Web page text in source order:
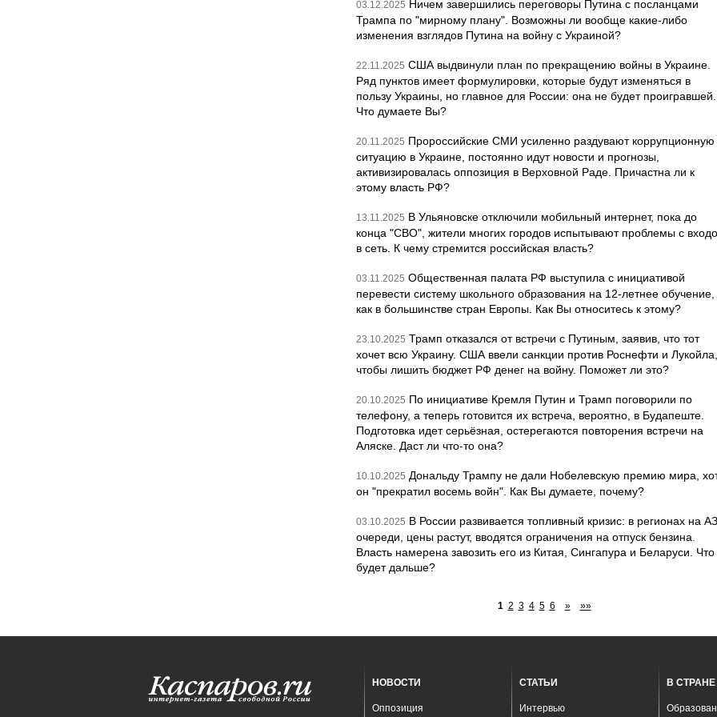
03.12.2025 Ничем завершились переговоры Путина с посланцами
Трампа по "мирному плану". Возможны ли вообще какие-либо
изменения взглядов Путина на войну с Украиной?
22.11.2025 США выдвинули план по прекращению войны в Украине.
Ряд пунктов имеет формулировки, которые будут изменяться в
пользу Украины, но главное для России: она не будет проигравшей.
Что думаете Вы?
20.11.2025 Пророссийские СМИ усиленно раздувают коррупционную
ситуацию в Украине, постоянно идут новости и прогнозы,
активизировалась оппозиция в Верховной Раде. Причастна ли к
этому власть РФ?
13.11.2025 В Ульяновске отключили мобильный интернет, пока до
конца "СВО", жители многих городов испытывают проблемы с
в сеть. К чему стремится российская власть?
03.11.2025 Общественная палата РФ выступила с инициативой
перевести систему школьного образования на 12-летнее обучение,
как в большинстве стран Европы. Как Вы относитесь к этому?
23.10.2025 Трамп отказался от встречи с Путиным, заявив, что тот
хочет всю Украину. США ввели санкции против Роснефти и Лукойла,
чтобы лишить бюджет РФ денег на войну. Поможет ли это?
20.10.2025 По инициативе Кремля Путин и Трамп поговорили по
телефону, а теперь готовится их встреча, вероятно, в Будапеште.
Подготовка идет серьёзная, остерегаются повторения встречи на
Аляске. Даст ли что-то она?
10.10.2025 Дональду Трампу не дали Нобелевскую премию мира,
он "прекратил восемь войн". Как Вы думаете, почему?
03.10.2025 В России развивается топливный кризис: в регионах на
очереди, цены растут, вводятся ограничения на отпуск бензина.
Власть намерена завозить его из Китая, Сингапура и Беларуси. Что
будет дальше?
1 2 3 4 5 6 » »»
НОВОСТИ
Оппозиция
СТАТЬИ
Интервью
В СТРАНЕ